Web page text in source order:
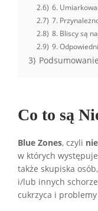
2.6) 6.
2.7) 7.
2.8) 8. Bliscy są
2.9) 9.
3) Podsumowanie
Co to są
Blue Zones, czyli
w których
także skupiska
i/lub innych
cukrzyca i